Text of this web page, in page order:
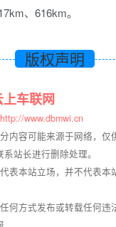
、616km。
版权声明
上车联网
http://www.dbmwi.cn
内容可能来源于网络，仅
站长进行删除处理。
表本站立场，并不代表本
何方式发布或转载任何违